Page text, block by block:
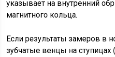
указывает на внутренний
магнитного кольца.
Если результаты замеров в
зубчатые венцы на